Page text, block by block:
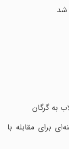
گرگان
مقابله با